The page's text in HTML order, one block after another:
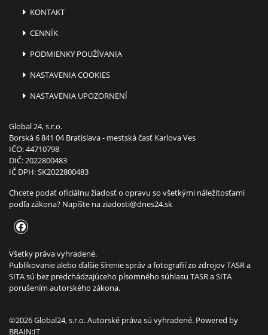
KONTAKT
CENNÍK
PODMIENKY POUŽÍVANIA
NASTAVENIA COOKIES
NASTAVENIA UPOZORNENÍ
Global 24, s.r.o.
Borská 6 841 04 Bratislava - mestská časť Karlova Ves
IČO: 44710798
DIČ: 2022800483
IČ DPH: SK2022800483
Chcete podať oficiálnu žiadosť o opravu so všetkými náležitosťami
podľa zákona? Napíšte naziadosti@dnes24.sk
Všetky práva vyhradené.
Publikovanie alebo ďalšie šírenie správ a fotografií zo zdrojov TASR a
SITA sú bez predchádzajúceho písomného súhlasu TASR a SITA
porušením autorského zákona.
©2026 Global24, s.r.o. Autorské práva sú vyhradené. Powered by
BRAIN:IT